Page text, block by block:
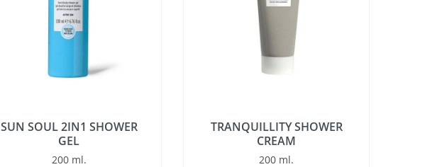
SUN SOUL 2IN1 SHOWER
GEL
200 ml.
TRANQUILLITY SHOWER
CREAM
200 ml.